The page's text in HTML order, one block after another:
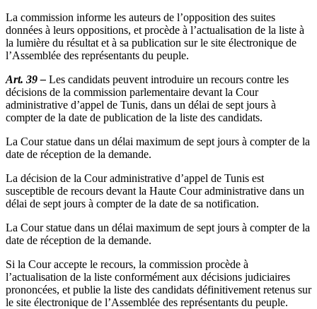
La commission informe les auteurs de l’opposition des suites
données à leurs oppositions, et procède à l’actualisation de la liste à
la lumière du résultat et à sa publication sur le site électronique de
l’Assemblée des représentants du peuple.
Art. 39 – Les candidats peuvent introduire un recours contre les
décisions de la commission parlementaire devant la Cour
administrative d’appel de Tunis, dans un délai de sept jours à
compter de la date de publication de la liste des candidats.
La Cour statue dans un délai maximum de sept jours à compter de la
date de réception de la demande.
La décision de la Cour administrative d’appel de Tunis est
susceptible de recours devant la Haute Cour administrative dans un
délai de sept jours à compter de la date de sa notification.
La Cour statue dans un délai maximum de sept jours à compter de la
date de réception de la demande.
Si la Cour accepte le recours, la commission procède à
l’actualisation de la liste conformément aux décisions judiciaires
prononcées, et publie la liste des candidats définitivement retenus sur
le site électronique de l’Assemblée des représentants du peuple.